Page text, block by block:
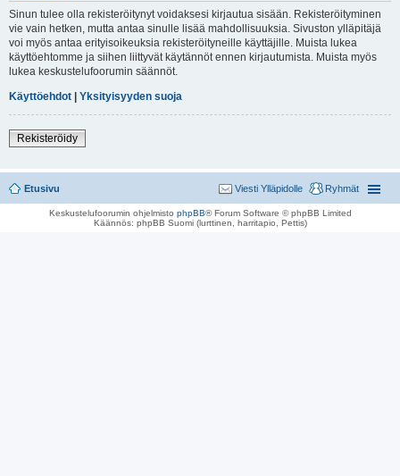
Sinun tulee olla rekisteröitynyt voidaksesi kirjautua sisään. Rekisteröityminen
vie vain hetken, mutta antaa sinulle lisää mahdollisuuksia. Sivuston ylläpitäjä
voi myös antaa erityisoikeuksia rekisteröityneille käyttäjille. Muista lukea
käyttöehtomme ja siihen liittyvät käytännöt ennen kirjautumista. Muista myös
lukea keskustelufoorumin säännöt.
Käyttöehdot | Yksityisyyden suoja
Rekisteröidy
Etusivu Ryhmät
Viesti Ylläpidolle
Keskustelufoorumin ohjelmisto phpBB® Forum Software © phpBB Limited
Käännös: phpBB Suomi (lurttinen, harritapio, Pettis)